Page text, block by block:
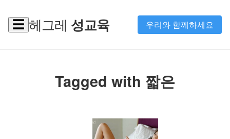
☰ 헤그레 성교육 우리와 함께하세요
Tagged with 짧은